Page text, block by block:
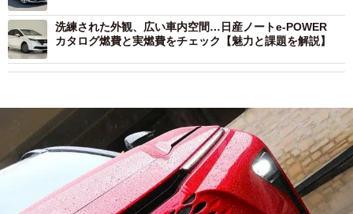
洗練された外観、広い車内空間…日産ノートe-POWER
カタログ燃費と実燃費をチェック【魅力と課題を解説】